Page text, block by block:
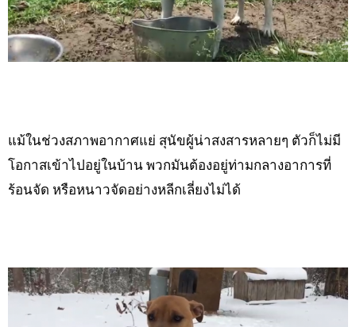
แม้ในช่วงสภาพอากาศแย่ สุนัขผู้น่าสงสารหลายๆ ตัวก็ไม่มี
โอกาสเข้าไปอยู่ในบ้าน พวกมันต้องอยู่ท่ามกลางอาการที่
ร้อนจัด หรือหนาวจัดอย่างหลีกเลี่ยงไม่ได้